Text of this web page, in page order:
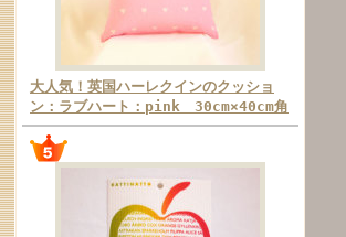
大人気！英国ハーレクインのクッショ
ン：ラブハート：pink 30cm×40cm角